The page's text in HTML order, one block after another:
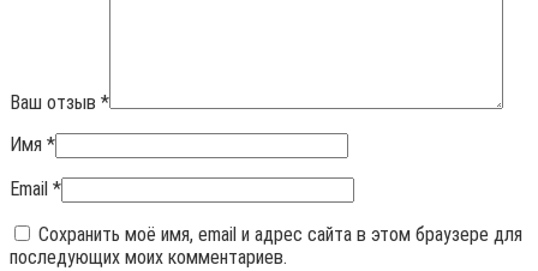
Ваш отзыв *
Имя *
Email *
Сохранить моё имя, email и адрес сайта в этом браузере для
последующих моих комментариев.